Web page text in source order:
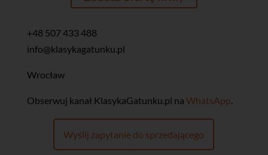
+48 507 433 488
info@klasykagatunku.pl
Wrocław
‎Obserwuj kanał KlasykaGatunku.pl na WhatsApp
Wyślij zapytanie do sprzedającego